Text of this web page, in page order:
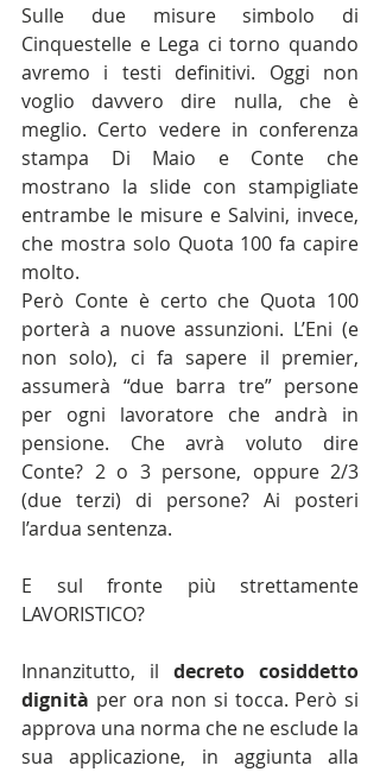
Sulle due misure simbolo di
Cinquestelle e Lega ci torno quando
avremo i testi definitivi. Oggi non
voglio davvero dire nulla, che è
meglio. Certo vedere in conferenza
stampa Di Maio e Conte che
mostrano la slide con stampigliate
entrambe le misure e Salvini, invece,
che mostra solo Quota 100 fa capire
molto.
Però Conte è certo che Quota 100
porterà a nuove assunzioni. L’Eni (e
non solo), ci fa sapere il premier,
assumerà “due barra tre” persone
per ogni lavoratore che andrà in
pensione. Che avrà voluto dire
Conte? 2 o 3 persone, oppure 2/3
(due terzi) di persone? Ai posteri
l’ardua sentenza.
E sul fronte più strettamente
LAVORISTICO?
Innanzitutto, il decreto cosiddetto
dignità per ora non si tocca. Però si
approva una norma che ne esclude la
sua applicazione, in aggiunta alla